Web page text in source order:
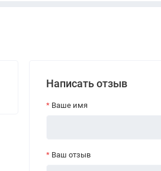
Написать отзыв
Ваше имя
Ваш отзыв